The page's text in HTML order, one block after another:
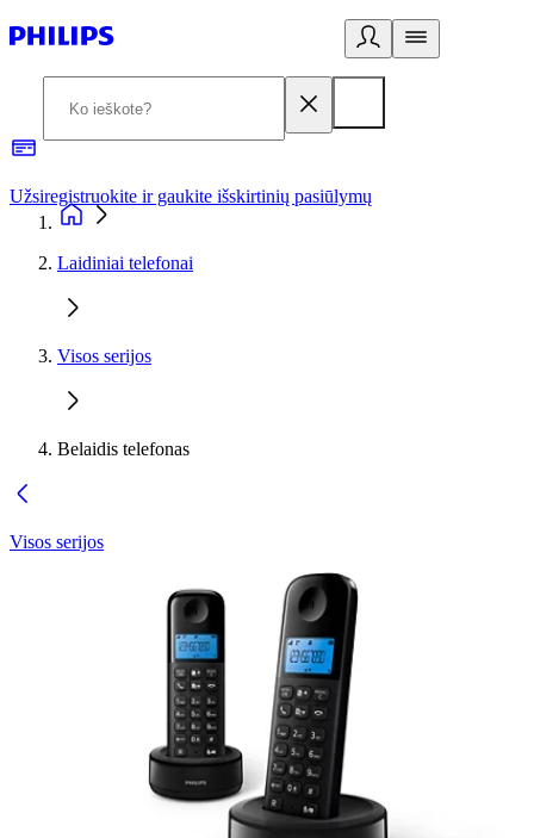
Užsiregistruokite ir gaukite išskirtinių pasiūlymų
Laidiniai telefonai
Visos serijos
Belaidis telefonas
Visos serijos